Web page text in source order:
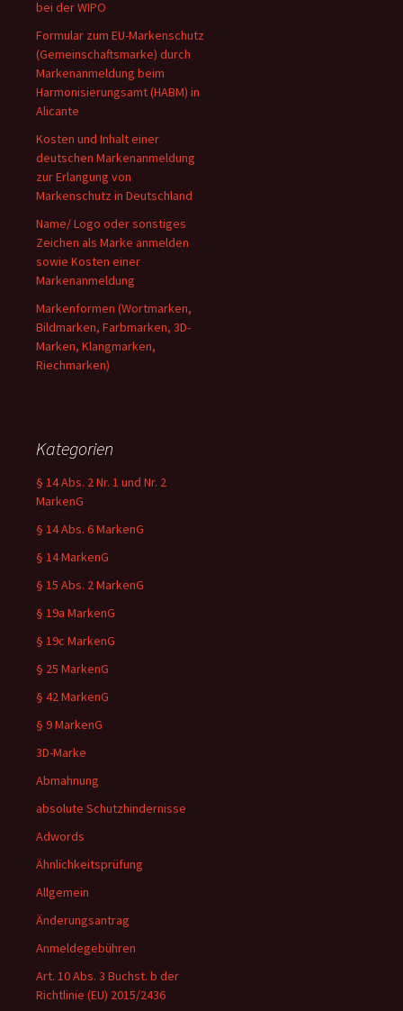
bei der WIPO
Formular zum EU-Markenschutz
(Gemeinschaftsmarke) durch
Markenanmeldung beim
Harmonisierungsamt (HABM) in
Alicante
Kosten und Inhalt einer
deutschen Markenanmeldung
zur Erlangung von
Markenschutz in Deutschland
Name/ Logo oder sonstiges
Zeichen als Marke anmelden
sowie Kosten einer
Markenanmeldung
Markenformen (Wortmarken,
Bildmarken, Farbmarken, 3D-
Marken, Klangmarken,
Riechmarken)
Kategorien
§ 14 Abs. 2 Nr. 1 und Nr. 2
MarkenG
§ 14 Abs. 6 MarkenG
§ 14 MarkenG
§ 15 Abs. 2 MarkenG
§ 19a MarkenG
§ 19c MarkenG
§ 25 MarkenG
§ 42 MarkenG
§ 9 MarkenG
3D-Marke
Abmahnung
absolute Schutzhindernisse
Adwords
Ähnlichkeitsprüfung
Allgemein
Änderungsantrag
Anmeldegebühren
Art. 10 Abs. 3 Buchst. b der
Richtlinie (EU) 2015/2436